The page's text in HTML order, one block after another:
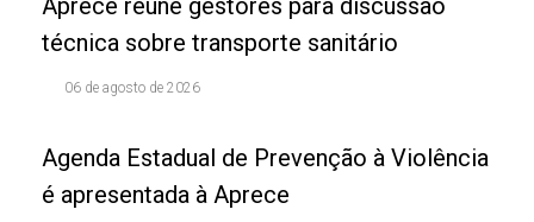
Aprece reúne gestores para discussão
técnica sobre transporte sanitário
06 de agosto de 2026
Agenda Estadual de Prevenção à Violência
é apresentada à Aprece